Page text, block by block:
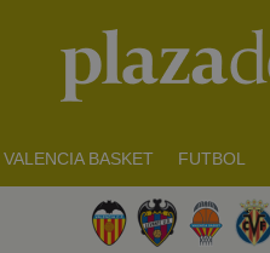
VALENCIA BASKET FUTBOL